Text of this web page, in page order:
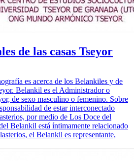
de las casas Tseyor
es acerca de los Belankiles y de
Belankil es el Administrador o
de sexo masculino o femenino. Sobre
de estar interconectado
por medio de Los Doce del
Belankil está íntimamente relacionado
el Belankil es representante,